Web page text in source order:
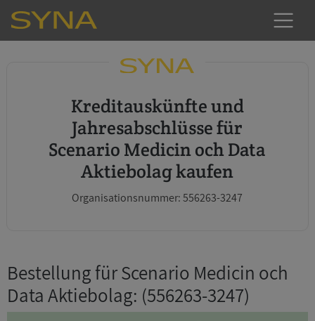
Kreditauskünfte und
Jahresabschlüsse für
Scenario Medicin och Data
Aktiebolag kaufen
Organisationsnummer: 556263-3247
Bestellung für Scenario Medicin och
Data Aktiebolag: (556263-3247)